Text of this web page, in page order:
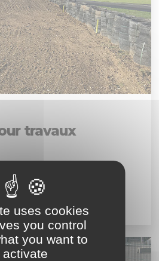
travaux
plus
uses cookies
you control
you want to
activate